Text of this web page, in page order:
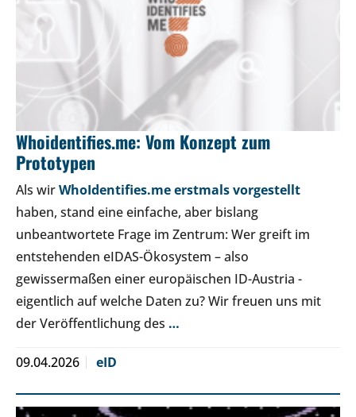
Whoidentifies.me: Vom Konzept zum
Prototypen
Als wirWhoIdentifies.me erstmals vorgestellt
haben, stand eine einfache, aber bislang
unbeantwortete Frage im Zentrum: Wer greift im
entstehenden eIDAS-Ökosystem – also
gewissermaßen einer europäischen ID-Austria -
eigentlich auf welche Daten zu? Wir freuen uns mit
der Veröffentlichung des …
09.04.2026 eID